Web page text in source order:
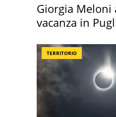
Giorgia Meloni
vacanza in
TERRITORIO